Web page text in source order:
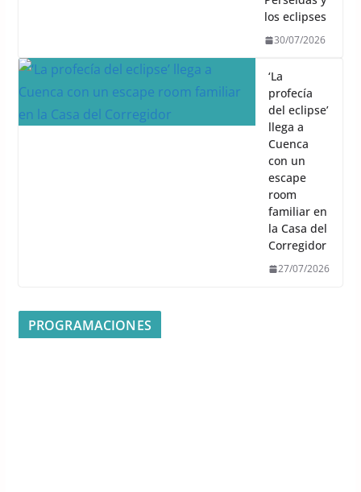
los eclipses
30/07/2026
‘La
profecía
del eclipse’
llega a
Cuenca
con un
escape
room
familiar en
la Casa del
Corregidor
27/07/2026
PROGRAMACIONES